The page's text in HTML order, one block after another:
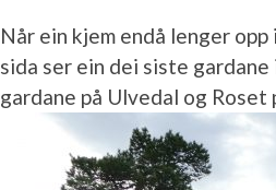
Når ein kjem endå lenger
sida ser ein dei siste
gardane på Ulvedal og Roset